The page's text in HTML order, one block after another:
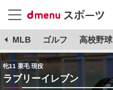
MLB ゴルフ 高校野球
牝11 栗毛 現役
ラブリーイレブン